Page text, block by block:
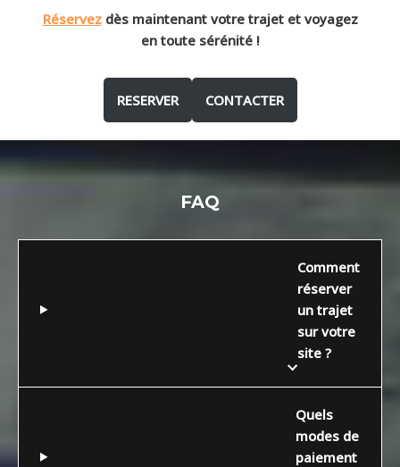
Réservezdès maintenant votre trajet et voyagez
en toute sérénité !
RESERVER CONTACTER
FAQ
Comment
réserver
un trajet
sur votre
site ?
Quels
modes de
paiement